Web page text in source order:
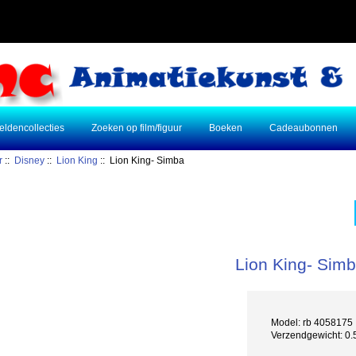
Zoeken op film/figuur Boeken Cadeaubonnen
:: Disney :: Lion King :: Lion King- Simba
Lion King-
Model: rb 4058175
Verzendgewicht: